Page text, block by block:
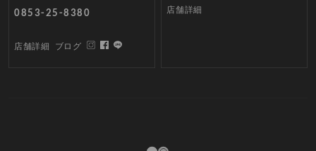
0853-25-8380
店舗詳細 ブログ
店舗詳細